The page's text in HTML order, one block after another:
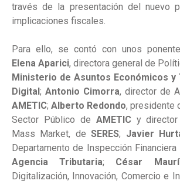
través de la presentación del nuevo
implicaciones fiscales.
Para ello, se contó con unos
Elena Aparici, directora general de
Ministerio de Asuntos Económicos
Digital ; Antonio Cimorra, director de
AMETIC; Alberto Redondo, presidente
Sector Público de AMETICy director
Mass Market, deSERES; Javier
Departamento de Inspección
Agencia Tributaria; César
Digitalización, Innovación, Comercio e